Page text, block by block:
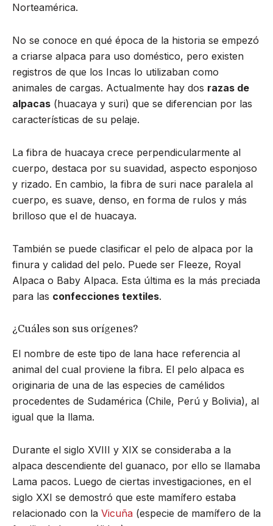
Norteamérica.
No se conoce en qué época de la historia se empezó
a criarse alpaca para uso doméstico, pero existen
registros de que los Incas lo utilizaban como
animales de cargas. Actualmente hay dos razas de
alpacas (huacaya y suri) que se diferencian por las
características de su pelaje.
La fibra de huacaya crece perpendicularmente al
cuerpo, destaca por su suavidad, aspecto esponjoso
y rizado. En cambio, la fibra de suri nace paralela al
cuerpo, es suave, denso, en forma de rulos y más
brilloso que el de huacaya.
También se puede clasificar el pelo de alpaca por la
finura y calidad del pelo. Puede ser Fleeze, Royal
Alpaca o Baby Alpaca. Esta última es la más preciada
para las confecciones textiles.
¿Cuáles son sus orígenes?
El nombre de este tipo de lana hace referencia al
animal del cual proviene la fibra. El pelo alpaca es
originaria de una de las especies de camélidos
procedentes de Sudamérica (Chile, Perú y Bolivia), al
igual que la llama.
Durante el siglo XVIII y XIX se consideraba a la
alpaca descendiente del guanaco, por ello se llamaba
Lama pacos. Luego de ciertas investigaciones, en el
siglo XXI se demostró que este mamífero estaba
relacionado con la Vicuña (especie de mamífero de la